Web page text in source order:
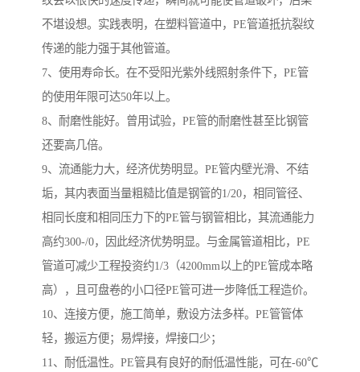
不堪设想。实践表明，在塑料管道中，PE管道抵抗裂纹
传递的能力强于其他管道。
7、使用寿命长。在不受阳光紫外线照射条件下，PE管
的使用年限可达50年以上。
8、耐磨性能好。曾用试验，PE管的耐磨性甚至比钢管
还要高几倍。
9、流通能力大，经济优势明显。PE管内壁光滑、不结
垢，其内表面当量粗糙比值是钢管的1/20，相同管径、
相同长度和相同压力下的PE管与钢管相比，其流通能力
高约300-/0，因此经济优势明显。与金属管道相比，PE
管道可减少工程投资约1/3（4200mm以上的PE管成本略
高），且可盘卷的小口径PE管可进一步降低工程造价。
10、连接方便，施工简单，敷设方法多样。PE管管体
轻，搬运方便；易焊接，焊接口少；
11、耐低温性。PE管具有良好的耐低温性能，可在-60℃